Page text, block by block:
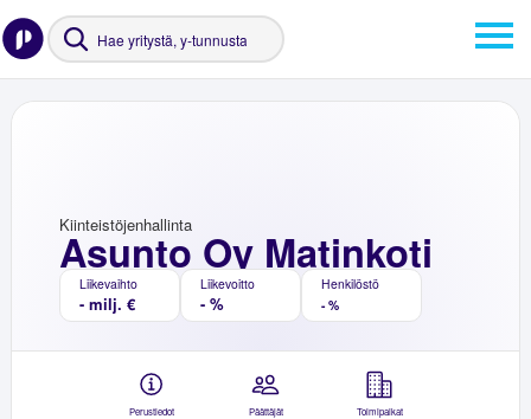
Asunto Oy Matinkoti
Kiinteistöjenhallinta
Liikevaihto
- milj. €
Liikevoitto
- %
Henkilöstö
- %
Perustiedot Päättäjät Toimipaikat